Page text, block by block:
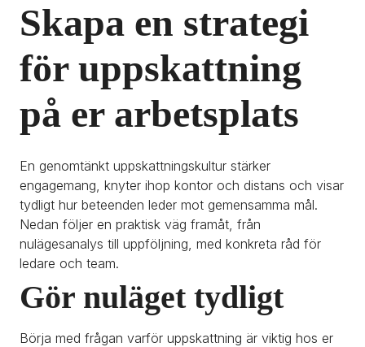
Skapa en strategi
för uppskattning
på er arbetsplats
En genomtänkt uppskattningskultur stärker
engagemang, knyter ihop kontor och distans och visar
tydligt hur beteenden leder mot gemensamma mål.
Nedan följer en praktisk väg framåt, från
nulägesanalys till uppföljning, med konkreta råd för
ledare och team.
Gör nuläget tydligt
Börja med frågan varför uppskattning är viktig hos er